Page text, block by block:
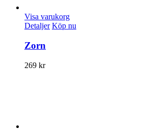
Visa varukorg
Detaljer Köp nu
Zorn
269 kr